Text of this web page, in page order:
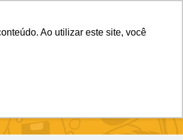
Ao utilizar este site, você